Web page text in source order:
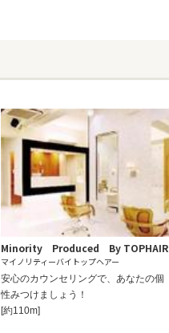
Minority Produced By TOPHAIR
マイノリティーバイトップヘアー
安心のカウンセリングで、あなたの個
性みつけましょう！
[約110m]